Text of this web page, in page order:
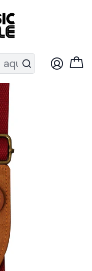
en el MUT
Red ALL-CO-RD